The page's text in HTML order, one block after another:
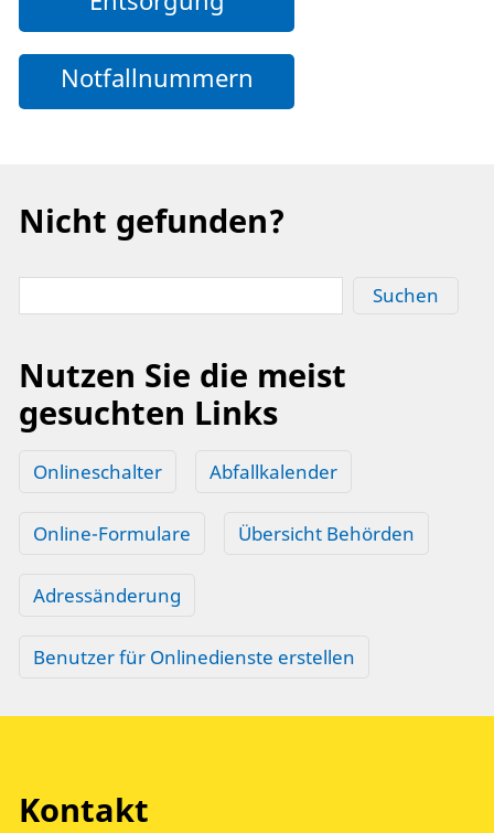
Notfallnummern
Nicht gefunden?
Suchen
Nutzen Sie die meist
gesuchten Links
Onlineschalter Abfallkalender
Online-Formulare Übersicht Behörden
Adressänderung
Benutzer für Onlinedienste erstellen
Kontakt